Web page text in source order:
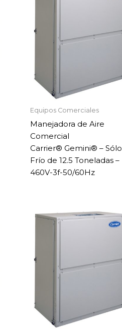
Equipos Comerciales
Manejadora de Aire
Comercial
Carrier® Gemini® – Sólo
Frío de 12.5 Toneladas –
460V-3f-50/60Hz